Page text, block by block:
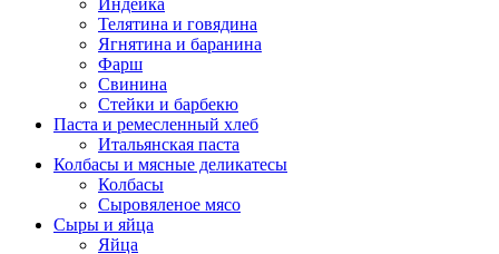
Индейка
Телятина и говядина
Ягнятина и баранина
Фарш
Свинина
Стейки и барбекю
Паста и ремесленный хлеб
Итальянская паста
Колбасы и мясные деликатесы
Колбасы
Сыровяленое мясо
Сыры и яйца
Яйца